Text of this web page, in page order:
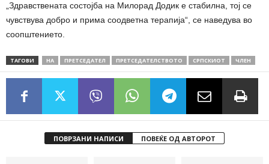
„Здравствената состојба на Милорад Додик е стабилна, тој се
чувствува добро и прима соодветна терапија“, се наведува во
соопштението.
ТАГОВИ НА ПРЕТСЕДАТЕЛ ПРЕТСЕДАТЕЛСТВОТО СРПСКИОТ ЧЛЕН
ПОВРЗАНИ НАПИСИ ПОВЕЌЕ ОД АВТОРОТ